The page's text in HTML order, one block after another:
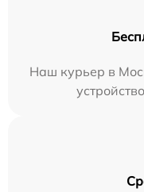
Наш курьер в